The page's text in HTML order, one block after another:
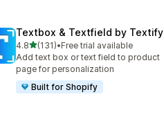
Textbox & Textfield by Textify
4.8별 5개 중
(131)
총 리뷰 131개
•Free trial available
Add text box or text field to product
page for personalization
Built for Shopify